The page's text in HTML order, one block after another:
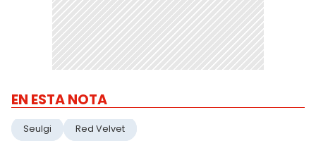
EN ESTA NOTA
Seulgi Red Velvet